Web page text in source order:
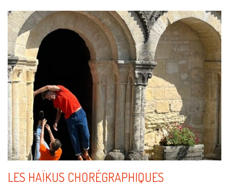
LES HAÏKUS CHORÉGRAPHIQUES